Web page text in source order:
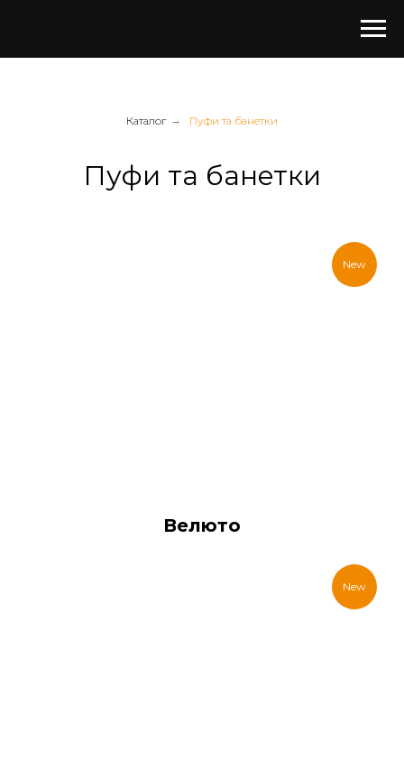
Каталог → Пуфи та банетки
Пуфи та банетки
New
Велюто
New